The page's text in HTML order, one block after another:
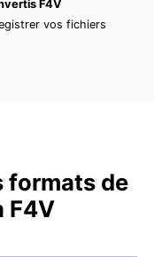
F4V
vos fichiers
formats de
F4V